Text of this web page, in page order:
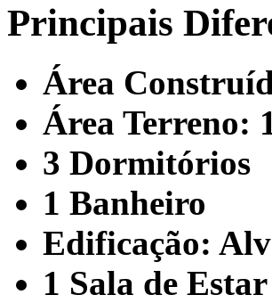
Principais
Área
Área Terreno:
3 Dormitórios
1 Banheiro
Edificação:
1 Sala de Estar